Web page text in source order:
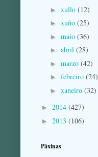
► xullo (12)
► xuño (25)
► maio (36)
► abril (28)
► marzo (42)
► febreiro (24)
► xaneiro (32)
► 2014 (427)
► 2013 (106)
Páxinas